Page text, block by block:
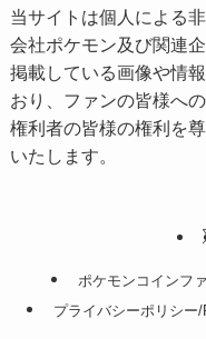
当サイトは個人による
会社ポケモン及び関連
掲載している画像や情
おり、ファンの皆様へ
権利者の皆様の権利を
いたします。
ポケモンコインフ
プライバシーポリシー